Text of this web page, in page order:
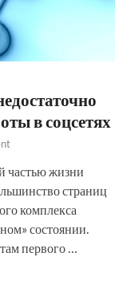
в соцсетях
частью жизни
страниц
комплекса
состоянии.
первого …